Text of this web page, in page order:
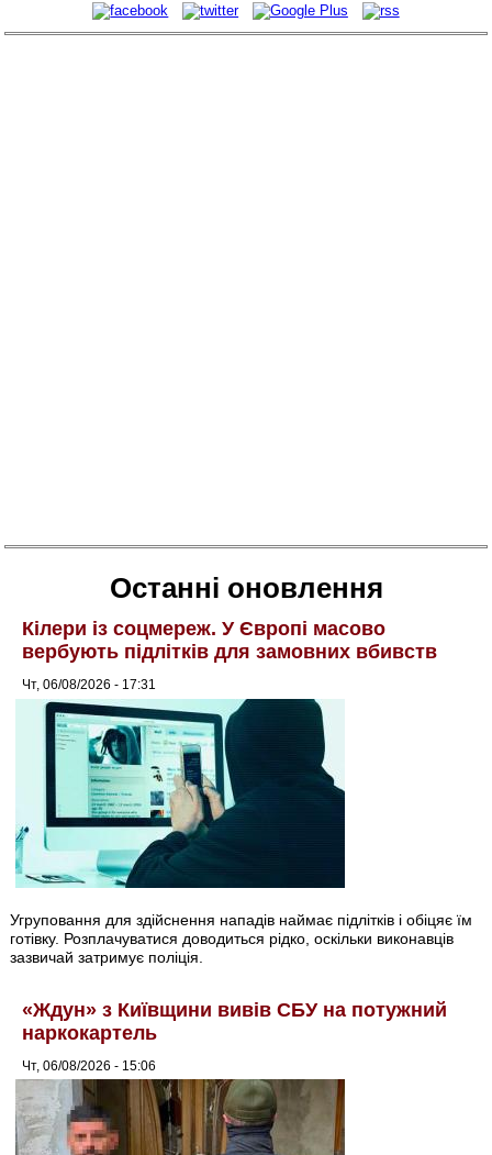
Останні оновлення
Кілери із соцмереж. У Європі масово
вербують підлітків для замовних вбивств
Чт, 06/08/2026 - 17:31
Угруповання для здійснення нападів наймає підлітків і обіцяє їм
готівку. Розплачуватися доводиться рідко, оскільки виконавців
зазвичай затримує поліція.
«Ждун» з Київщини вивів СБУ на потужний
наркокартель
Чт, 06/08/2026 - 15:06